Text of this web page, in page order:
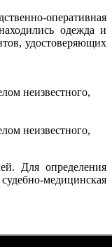
оперативная
одежда и
удостоверяющих
Для определения
медицинская